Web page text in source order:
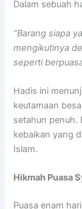
“Barang siapa
mengikutinya
seperti
Hadis ini
keutamaan
setahun penuh.
kebaikan yang
Islam.
Hikmah Puasa
Puasa enam